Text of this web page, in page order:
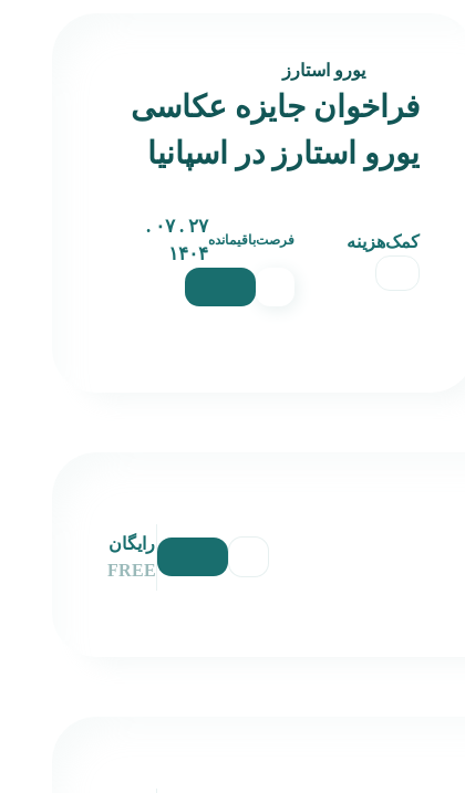
یورو استارز
فراخوان جایزه عکاسی
یورو استارز در اسپانیا
کمک‌هزینه فرصت‌باقیمانده
۲۷ . ۰۷ .
۱۴۰۴
رایگان
FREE